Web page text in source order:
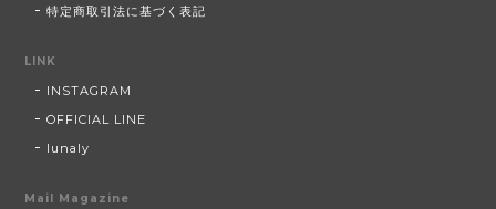
特定商取引法に基づく表記
LINK
INSTAGRAM
OFFICIAL LINE
lunaly
Mail Magazine